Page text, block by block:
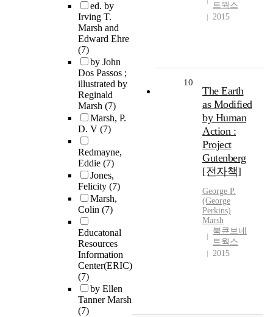
ed. by
Irving T.
Marsh and
Edward Ehre
(7)
by John
Dos Passos ;
illustrated by
Reginald
Marsh (7)
Marsh, P.
D. V (7)
Redmayne,
Eddie (7)
Jones,
Felicity (7)
Marsh,
Colin (7)
Educatonal
Resources
Information
Center(ERIC)
(7)
by Ellen
Tanner Marsh
(7)
트웍스
2015
10
The Earth
as Modified
by Human
Action :
Project
Gutenberg
[전자책]
George P.
(George
Perkins)
Marsh
북큐브네
트웍스
2015